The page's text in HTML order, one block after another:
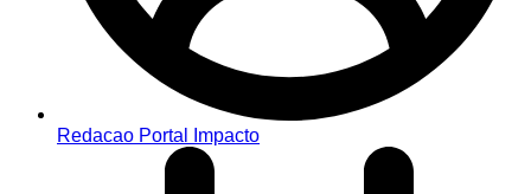
Redacao Portal Impacto